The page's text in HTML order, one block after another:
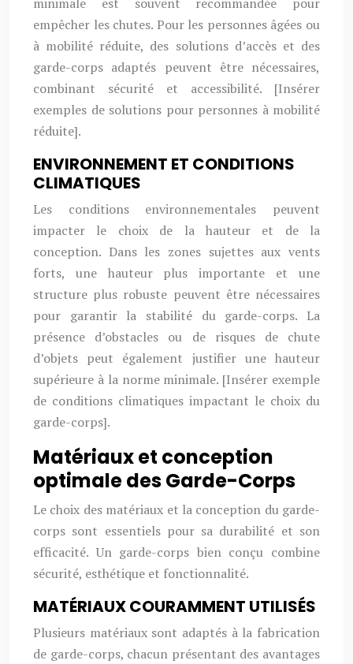
empêcher les chutes. Pour les personnes âgées ou
à mobilité réduite, des solutions d’accès et des
garde-corps adaptés peuvent être nécessaires,
combinant sécurité et accessibilité. [Insérer
exemples de solutions pour personnes à mobilité
réduite].
ENVIRONNEMENT ET CONDITIONS
CLIMATIQUES
Les conditions environnementales peuvent
impacter le choix de la hauteur et de la
conception. Dans les zones sujettes aux vents
forts, une hauteur plus importante et une
structure plus robuste peuvent être nécessaires
pour garantir la stabilité du garde-corps. La
présence d’obstacles ou de risques de chute
d’objets peut également justifier une hauteur
supérieure à la norme minimale. [Insérer exemple
de conditions climatiques impactant le choix du
garde-corps].
Matériaux et conception
optimale des Garde-Corps
Le choix des matériaux et la conception du garde-
corps sont essentiels pour sa durabilité et son
efficacité. Un garde-corps bien conçu combine
sécurité, esthétique et fonctionnalité.
MATÉRIAUX COURAMMENT UTILISÉS
Plusieurs matériaux sont adaptés à la fabrication
de garde-corps, chacun présentant des avantages